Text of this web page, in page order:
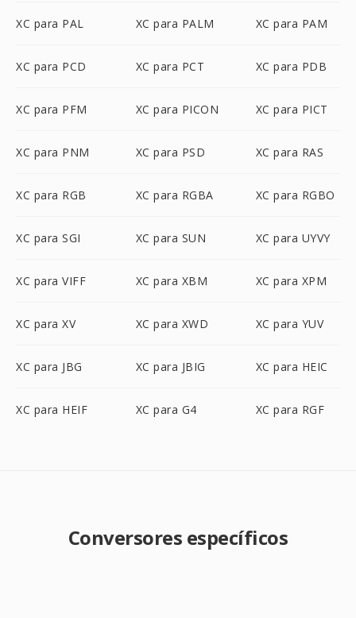
XC para PAL XC para PALM XC para PAM
XC para PCD XC para PCT XC para PDB
XC para PFM XC para PICON XC para PICT
XC para PNM XC para PSD XC para RAS
XC para RGB XC para RGBA XC para RGBO
XC para SGI XC para SUN XC para UYVY
XC para VIFF XC para XBM XC para XPM
XC para XV XC para XWD XC para YUV
XC para JBG XC para JBIG XC para HEIC
XC para HEIF XC para G4 XC para RGF
Conversores específicos